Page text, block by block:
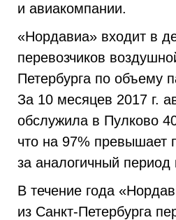
и авиакомпании.
«Нордавиа» входит в
перевозчиков
Петербурга по объему
За 10 месяцев 2017 г.
обслужила в Пулково
что на 97% превышает
за аналогичный период
В течение года
из Санкт-Петербурга